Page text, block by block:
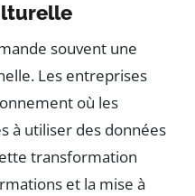
souvent une
Les entreprises
où les
à utiliser des données
transformation
et la mise à